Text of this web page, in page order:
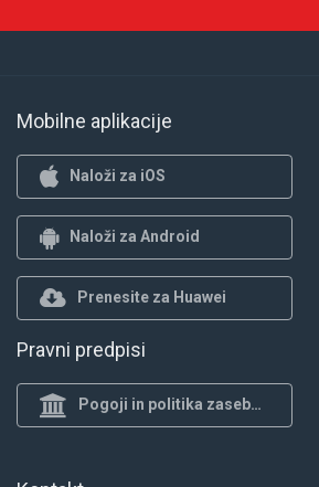
Mobilne aplikacije
Naloži za iOS
Naloži za Android
Prenesite za Huawei
Pravni predpisi
Pogoji in politika zasebnosti